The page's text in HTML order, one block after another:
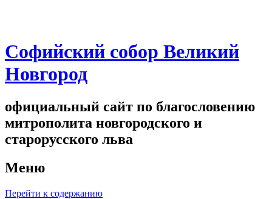
Софийский собор Великий
Новгород
официальный сайт по благословению
митрополита новгородского и
старорусского льва
Меню
Перейти к содержанию